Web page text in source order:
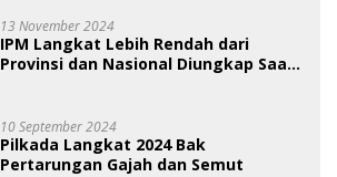
13 November 2024
IPM Langkat Lebih Rendah dari
Provinsi dan Nasional Diungkap Saat
10 September 2024
Pilkada Langkat 2024 Bak
Pertarungan Gajah dan Semut